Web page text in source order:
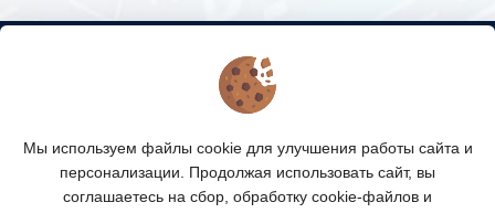
КАТАЛОГ ТОВАРОВ
Мы используем файлы cookie для улучшения работы сайта и
персонализации. Продолжая использовать сайт, вы
соглашаетесь на сбор, обработку cookie-файлов и